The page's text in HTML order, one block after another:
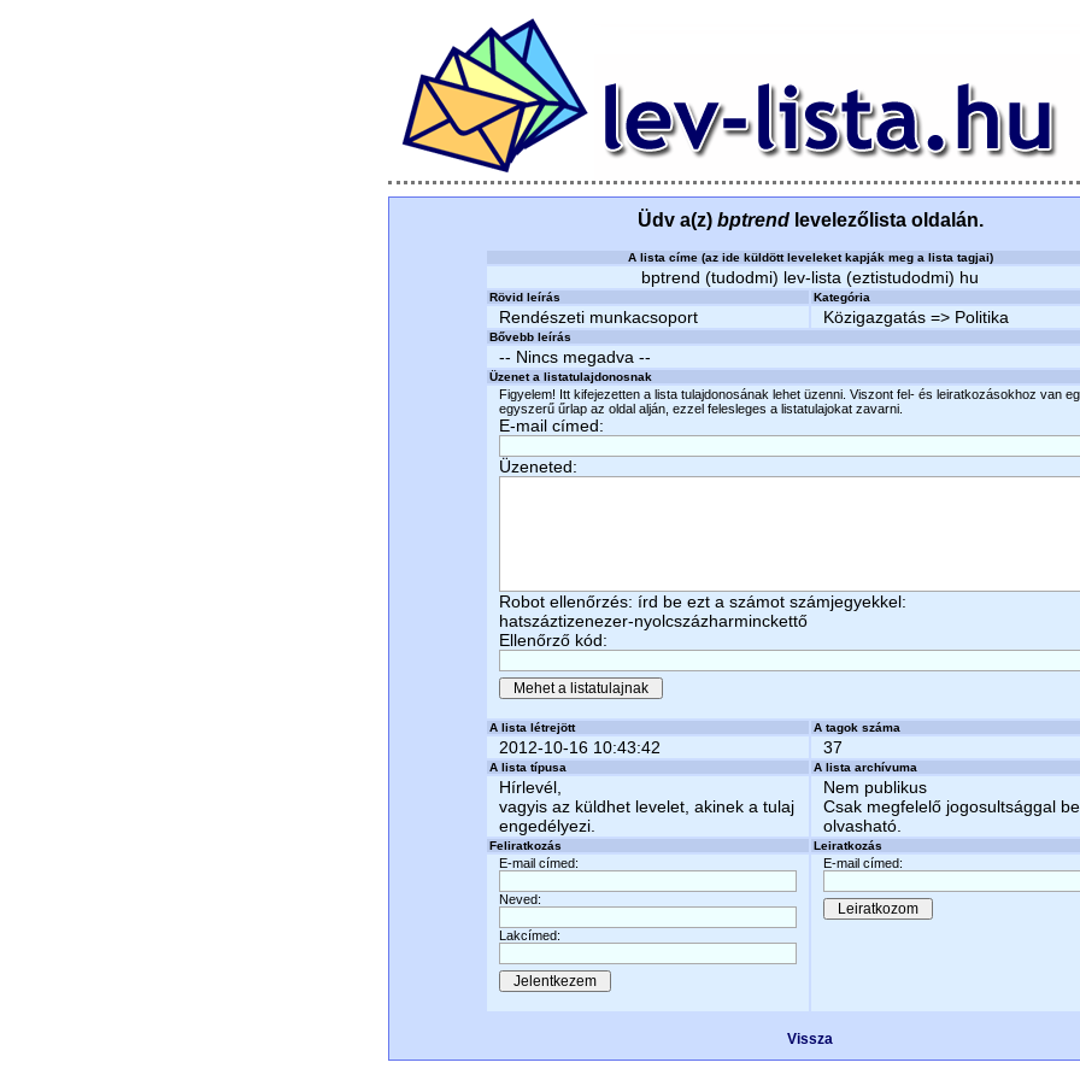
Üdv a(z) bptrendlevelezőlista oldalán.
A lista címe (az ide küldött leveleket kapják meg a lista tagjai)
bptrend (tudodmi) lev-lista (eztistudodmi) hu
Rövid leírás Kategória
Rendészeti munkacsoport Közigazgatás => Politika
Bővebb leírás
-- Nincs megadva --
Üzenet a listatulajdonosnak
Figyelem! Itt kifejezetten a lista tulajdonosának lehet üzenni. Viszont fel- és leiratkozásokhoz van
egyszerű űrlap az oldal alján, ezzel felesleges a listatulajokat zavarni.
E-mail címed:
Üzeneted:
Robot ellenőrzés: írd be ezt a számot számjegyekkel:
hatszáztizenezer-nyolcszázharminckettő
Ellenőrző kód:
A lista létrejött A tagok száma
2012-10-16 10:43:42 37
A lista típusa A lista archívuma
Hírlevél,
vagyis az küldhet levelet, akinek a tulaj
engedélyezi.
Nem publikus
Csak megfelelő jogosultsággal
olvasható.
Feliratkozás Leiratkozás
E-mail címed:
Neved:
Lakcímed:
E-mail címed:
Vissza